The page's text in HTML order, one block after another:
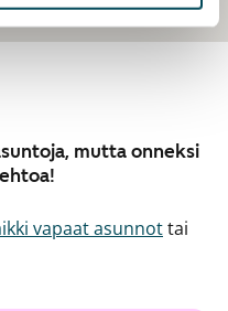
mutta onneksi
vapaat asunnottai